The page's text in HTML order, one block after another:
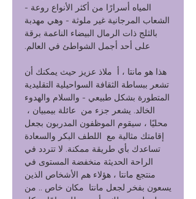
المياه أسرارًا من أكثر الأنواع روعة -
الشعاب المرجانية غير ملوثة - وهي مهدبة
بالثلج ذات الرمال البيضاء الناعمة برقة
على أحد أجمل الشواطئ في العالم.
هذا هو مانتا ، أ ملاذ عزيز حيث يمكنك أن
تشعر ببساطة الثقافة السواحيلية التقليدية
المتطورة بشكل طبيعي - والسلام والهدوء
الخالد. يشعر جزء من عائلة بيمبيان ،
محليًا ، سيقوم الموظفون المدربون بجعل
إقامتك مثالية مع اللطف البكر والسعادة
تساعدك بأي طريقة ممكنة. لا تتردد في
الراحة الحديثة منخفضة المستوى في
منتجع مانتا ، هؤلاء هم الأشخاص الذين
يسعون بفخر لجعل مانتا مكان خاص .. من